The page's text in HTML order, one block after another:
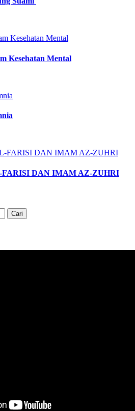
Kesehatan Mental
FARISI DAN IMAM AZ-ZUHRI